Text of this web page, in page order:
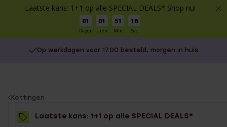
Laatste kans: 1+1 op alle SPECIAL DEALS* Shop nu!
01
Dagen
01
Uren
51
Min
16
Sec
Op werkdagen voor 17.00 besteld, morgen in huis
You
are
here:
Kettingen
Laatste kans: 1+1 op alle SPECIAL DEALS*